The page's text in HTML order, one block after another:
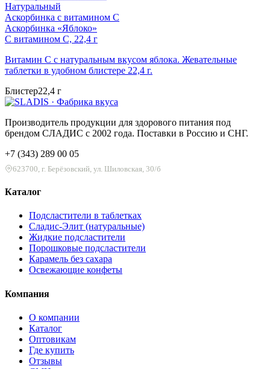
Натуральный
Аскорбинка с витамином C
Аскорбинка «Яблоко»
С витамином C, 22,4 г
Витамин C с натуральным вкусом яблока. Жевательные
таблетки в удобном блистере 22,4 г.
Блистер22,4 г
Производитель продукции для здорового питания под
брендом СЛАДИС с 2002 года. Поставки в Россию и СНГ.
+7 (343) 289 00 05
623700, г. Берёзовский, ул. Шиловская, 30/б
Каталог
Подсластители в таблетках
Сладис-Элит (натуральные)
Жидкие подсластители
Порошковые подсластители
Карамель без сахара
Освежающие конфеты
Компания
О компании
Каталог
Оптовикам
Где купить
Отзывы